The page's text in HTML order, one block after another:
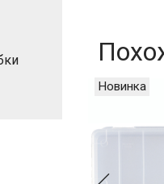
Новинка